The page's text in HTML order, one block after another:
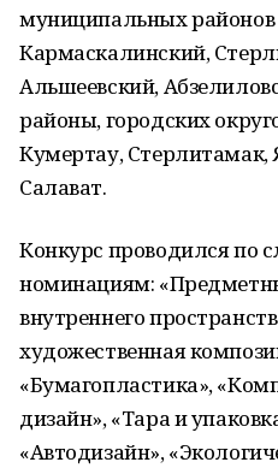
муниципальных районов
Кармаскалинский,
Альшеевский,
районы, городских
Кумертау, Стерлитамак,
Салават.
Конкурс проводился по
номинациям:
внутреннего
художественная
«Бумагопластика»,
дизайн», «Тара и
«Автодизайн»,